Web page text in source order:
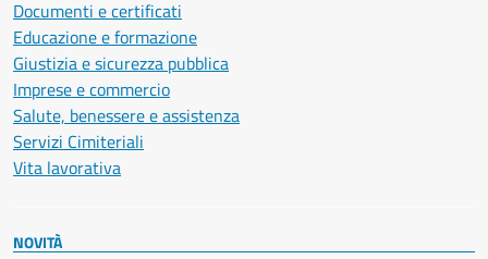
Documenti e certificati
Educazione e formazione
Giustizia e sicurezza pubblica
Imprese e commercio
Salute, benessere e assistenza
Servizi Cimiteriali
Vita lavorativa
NOVITÀ